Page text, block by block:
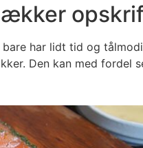
har lidt tid og
Den kan med fordel